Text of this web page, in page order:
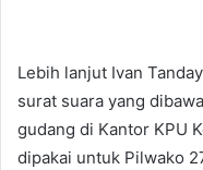
Lebih lanjut Ivan
surat suara yang
gudang di Kantor KPU
dipakai untuk Pilwako